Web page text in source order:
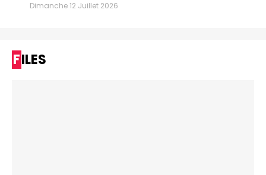
Dimanche 12 Juillet 2026
FILES